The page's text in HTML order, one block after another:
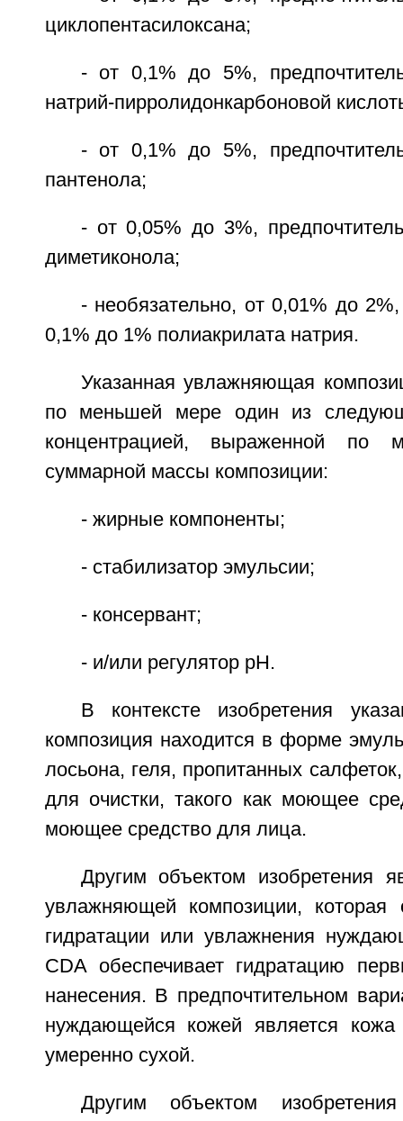
циклопентасилоксана;
- от 0,1% до 5%,
натрий-пирролидонкарбоновой
- от 0,1% до 5%,
пантенола;
- от 0,05% до 3%,
диметиконола;
- необязательно, от 0,01% до
0,1% до 1% полиакрилата натрия.
Указанная увлажняющая
по меньшей мере один из
концентрацией, выраженной по
суммарной массы композиции:
- жирные компоненты;
- стабилизатор эмульсии;
- консервант;
- и/или регулятор рН.
В контексте изобретения
композиция находится в форме
лосьона, геля, пропитанных
для очистки, такого как моющее
моющее средство для лица.
Другим объектом изобретения
увлажняющей композиции,
гидратации или увлажнения
CDA обеспечивает гидратацию
нанесения. В предпочтительном
нуждающейся кожей является
умеренно сухой.
Другим объектом